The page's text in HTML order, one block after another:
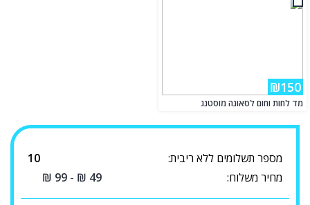
₪150
מד לחות וחום לסאונה מוסטנג
מספר תשלומים ללא ריבית:
10
מחיר משלוח:
₪ 49
-
₪ 99